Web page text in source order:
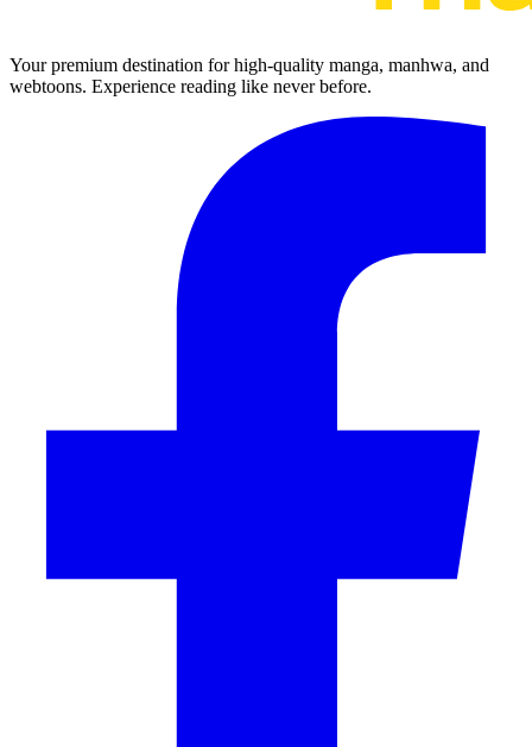
Your premium destination for high-quality manga, manhwa, and
webtoons. Experience reading like never before.